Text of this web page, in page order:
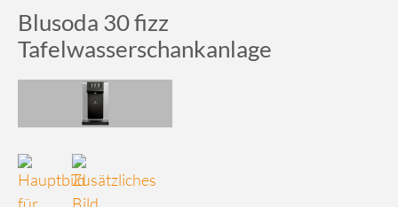
Blusoda 30 fizz
Tafelwasserschankanlage